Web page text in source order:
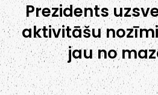
Prezidents
aktivitāšu
jau no